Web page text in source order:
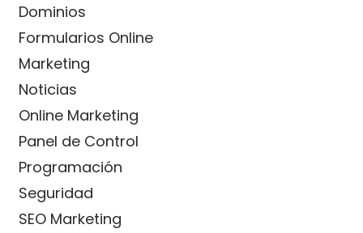
Dominios
Formularios Online
Marketing
Noticias
Online Marketing
Panel de Control
Programación
Seguridad
SEO Marketing